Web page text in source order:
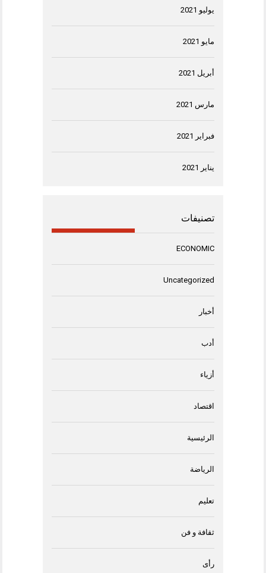
يوليو 2021
مايو 2021
أبريل 2021
مارس 2021
فبراير 2021
يناير 2021
تصنيفات
ECONOMIC
Uncategorized
أخبار
أدب
أزياء
اقتصاد
الرئيسية
الرياضة
تعليم
ثقافة و فن
رأى